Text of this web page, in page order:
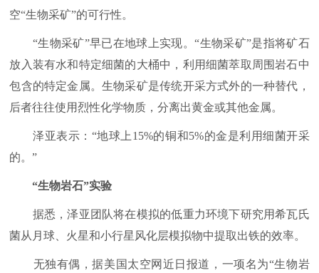
空“生物采矿”的可行性。
“生物采矿”早已在地球上实现。“生物采矿”是指将矿石
放入装有水和特定细菌的大桶中，利用细菌萃取周围岩石中
包含的特定金属。生物采矿是传统开采方式外的一种替代，
后者往往使用烈性化学物质，分离出黄金或其他金属。
泽亚表示：“地球上15%的铜和5%的金是利用细菌开采
的。”
“生物岩石”实验
据悉，泽亚团队将在模拟的低重力环境下研究用希瓦氏
菌从月球、火星和小行星风化层模拟物中提取出铁的效率。
无独有偶，据美国太空网近日报道，一项名为“生物岩